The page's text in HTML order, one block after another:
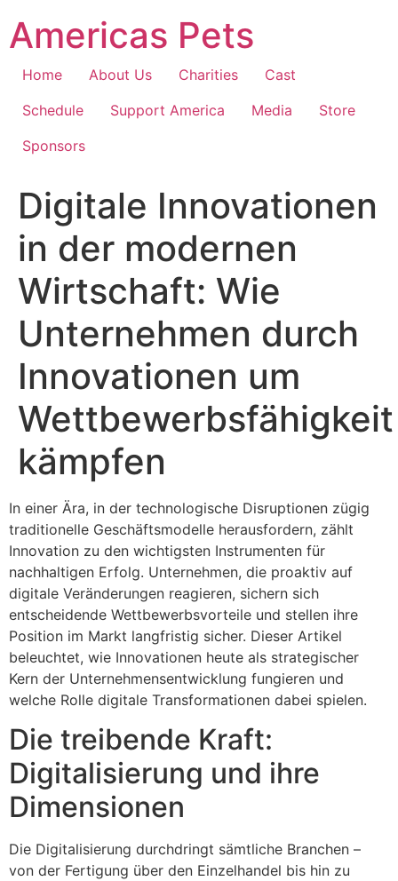
content
Americas Pets
Home About Us Charities
Cast
Schedule
Support America Media
Store
Sponsors
Digitale Innovationen
in der modernen
Wirtschaft: Wie
Unternehmen durch
Innovationen um
Wettbewerbsfähigkeit
kämpfen
In einer Ära, in der technologische Disruptionen zügig
traditionelle Geschäftsmodelle herausfordern, zählt
Innovation zu den wichtigsten Instrumenten für
nachhaltigen Erfolg. Unternehmen, die proaktiv auf
digitale Veränderungen reagieren, sichern sich
entscheidende Wettbewerbsvorteile und stellen ihre
Position im Markt langfristig sicher. Dieser Artikel
beleuchtet, wie Innovationen heute als strategischer
Kern der Unternehmensentwicklung fungieren und
welche Rolle digitale Transformationen dabei spielen.
Die treibende Kraft:
Digitalisierung und ihre
Dimensionen
Die Digitalisierung durchdringt sämtliche Branchen –
von der Fertigung über den Einzelhandel bis hin zu